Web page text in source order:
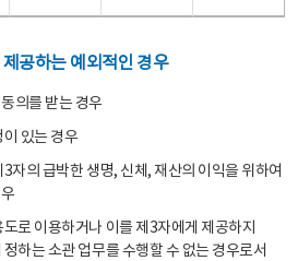
공하는 예외적인 경우
의를 받는 경우
있는 경우
자의 급박한 생명, 신체, 재산의 이익을 위하여
로 이용하거나 이를 제3자에게 제공하지
하는 소관 업무를 수행할 수 없는 경우로서